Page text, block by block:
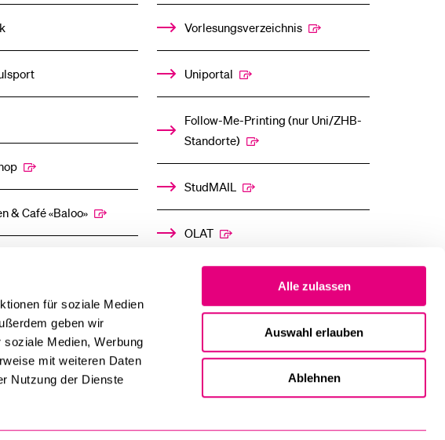
für soziale Medien
geben wir
Medien, Werbung
mit weiteren Daten
Nutzung der Dienste
Alle zulassen
Auswahl erlauben
Ablehnen
%1$S
UNTERMENÜ
& Café «Baloo»
%1$S
UNTERMENÜ
Vorlesungsverzeichnis
Uniportal
Follow-Me-Printing­ ­(nur Uni/ZHB-
Standorte)
StudMAIL
OLAT